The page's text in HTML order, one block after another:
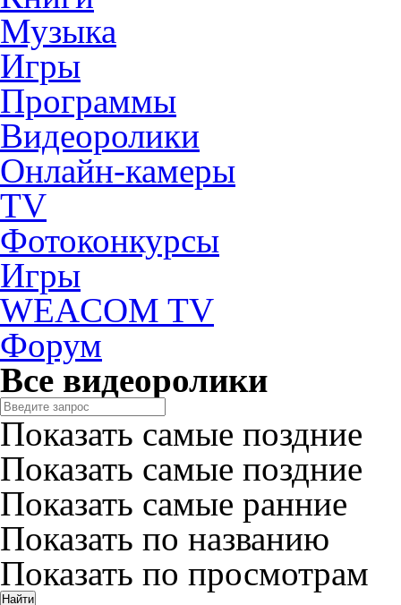
Музыка
Игры
Программы
Видеоролики
Онлайн-камеры
TV
Фотоконкурсы
Игры
WEACOM TV
Форум
Все видеоролики
Показать самые поздние
Показать самые поздние
Показать самые ранние
Показать по названию
Показать по просмотрам